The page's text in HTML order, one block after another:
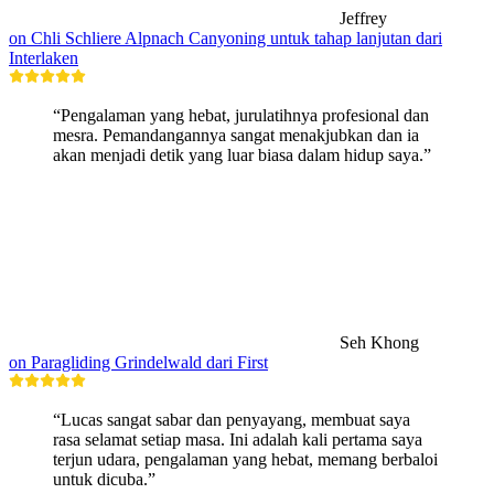
Jeffrey
on Chli Schliere Alpnach Canyoning untuk tahap lanjutan dari
Interlaken
“Pengalaman yang hebat, jurulatihnya profesional dan
mesra. Pemandangannya sangat menakjubkan dan ia
akan menjadi detik yang luar biasa dalam hidup saya.”
Seh Khong
on Paragliding Grindelwald dari First
“Lucas sangat sabar dan penyayang, membuat saya
rasa selamat setiap masa. Ini adalah kali pertama saya
terjun udara, pengalaman yang hebat, memang berbaloi
untuk dicuba.”